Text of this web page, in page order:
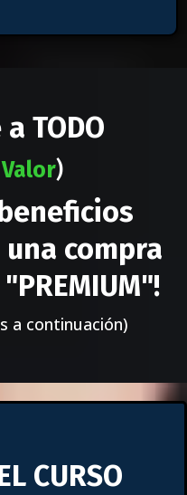
TODO
)
beneficios
compra
a continuación)
CURSO